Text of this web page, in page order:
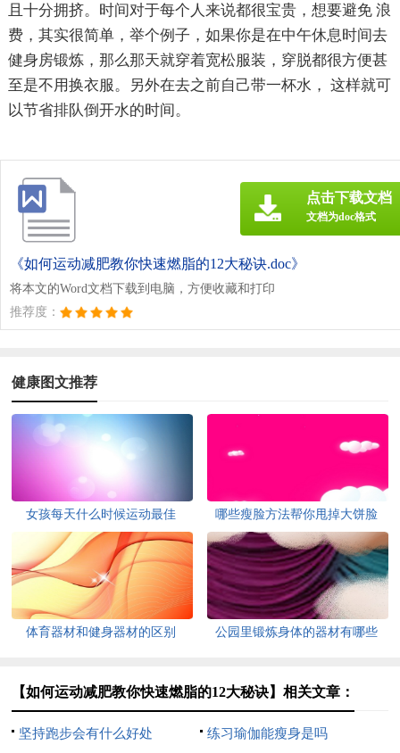
且十分拥挤。时间对于每个人来说都很宝贵，想要避免 浪
费，其实很简单，举个例子，如果你是在中午休息时间去
健身房锻炼，那么那天就穿着宽松服装，穿脱都很方便甚
至是不用换衣服。另外在去之前自己带一杯水， 这样就可
以节省排队倒开水的时间。
《如何运动减肥教你快速燃脂的12大秘诀.doc》
将本文的Word文档下载到电脑，方便收藏和打印
推荐度：
点击下载文档
文档为doc格式
健康图文推荐
女孩每天什么时候运动最佳 哪些瘦脸方法帮你甩掉大饼脸
体育器材和健身器材的区别 公园里锻炼身体的器材有哪些
【如何运动减肥教你快速燃脂的12大秘诀】相关文章：
坚持跑步会有什么好处
练习瑜伽能瘦身是吗